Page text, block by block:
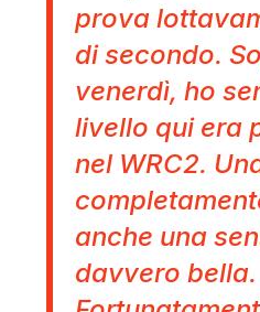
prova
di secondo.
venerdì, ho
livello qui era
nel WRC2.
anche una
davvero bella.